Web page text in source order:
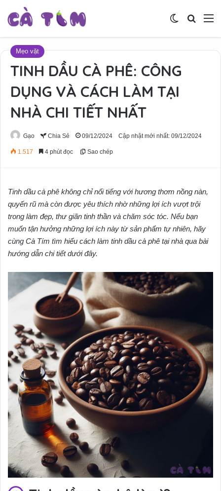
Tìm
Switch skin
Mẹo vặt
TINH DẦU CÀ PHÊ: CÔNG
DỤNG VÀ CÁCH LÀM TẠI
NHÀ CHI TIẾT NHẤT
Gạo Chia Sẻ 09/12/2024 Cập nhật mới nhất: 09/12/2024
1.517 4 phút đọc Sao chép
Tinh dầu cà phê không chỉ nổi tiếng với hương thơm nồng nàn,
quyến rũ mà còn được yêu thích nhờ những lợi ích vượt trội
trong làm đẹp, thư giãn tinh thần và chăm sóc tóc. Nếu bạn
muốn tận hưởng những lợi ích này từ sản phẩm tự nhiên, hãy
cùng Cà Tím tìm hiểu cách làm tinh dầu cà phê tại nhà qua bài
hướng dẫn chi tiết dưới đây.